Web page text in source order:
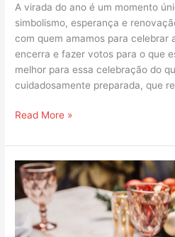
A virada do ano é um momento
simbolismo, esperança e
com quem amamos para celebrar
encerra e fazer votos para o que
melhor para essa celebração do
cuidadosamente preparada, que
Read More »
Festas
de
Fim
Ano: